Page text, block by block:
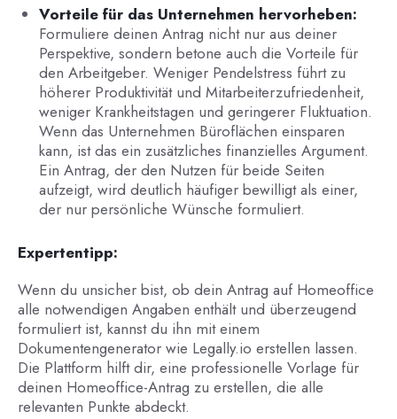
Vorteile für das Unternehmen hervorheben:
Formuliere deinen Antrag nicht nur aus deiner
Perspektive, sondern betone auch die Vorteile für
den Arbeitgeber. Weniger Pendelstress führt zu
höherer Produktivität und Mitarbeiterzufriedenheit,
weniger Krankheitstagen und geringerer Fluktuation.
Wenn das Unternehmen Büroflächen einsparen
kann, ist das ein zusätzliches finanzielles Argument.
Ein Antrag, der den Nutzen für beide Seiten
aufzeigt, wird deutlich häufiger bewilligt als einer,
der nur persönliche Wünsche formuliert.
Expertentipp:
Wenn du unsicher bist, ob dein Antrag auf Homeoffice
alle notwendigen Angaben enthält und überzeugend
formuliert ist, kannst du ihn mit einem
Dokumentengenerator wie Legally.io erstellen lassen.
Die Plattform hilft dir, eine professionelle Vorlage für
deinen Homeoffice-Antrag zu erstellen, die alle
relevanten Punkte abdeckt.